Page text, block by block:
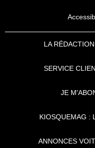
LA RÉDACTION
SERVICE
JE
KIOSQUEMAG :
ANNONCES